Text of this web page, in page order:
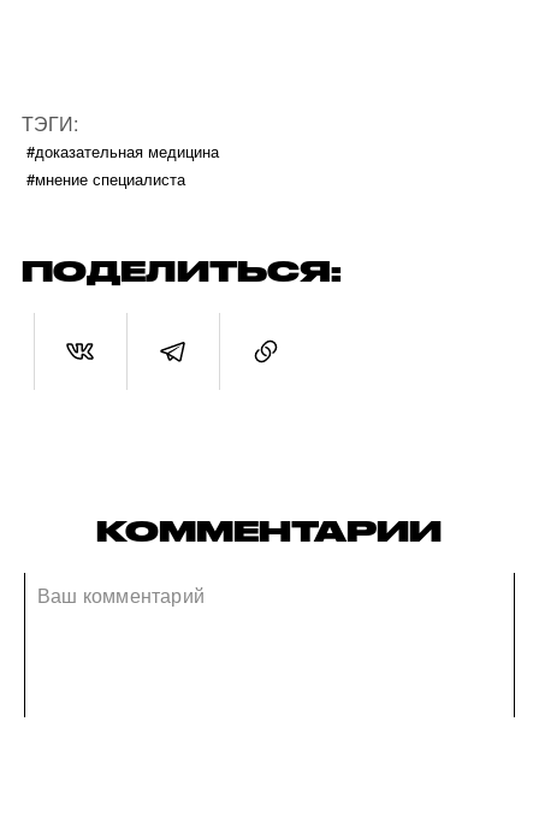
ТЭГИ:
#доказательная медицина
#мнение специалиста
ПОДЕЛИТЬСЯ:
КОММЕНТАРИИ